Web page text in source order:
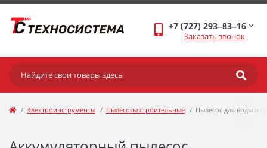
+7 (727) 293‒83‒16
Заказать звонок
Электроинструменты Пылесосы строительные Пылесос для воды и